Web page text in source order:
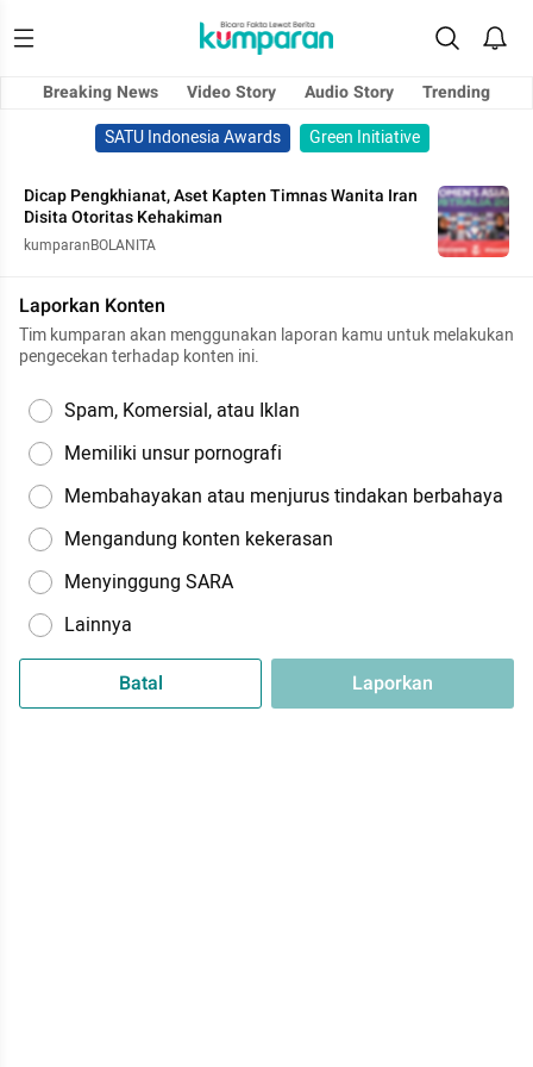
Breaking News Video Story Audio Story
Trending
SATU Indonesia Awards
Green Initiative
Dicap Pengkhianat, Aset Kapten Timnas Wanita Iran
Disita Otoritas Kehakiman
kumparanBOLANITA
Laporkan Konten
Tim kumparan akan menggunakan laporan kamu untuk melakukan
pengecekan terhadap konten ini.
Spam, Komersial, atau Iklan
Memiliki unsur pornografi
Membahayakan atau menjurus tindakan berbahaya
Mengandung konten kekerasan
Menyinggung SARA
Lainnya
Batal Laporkan